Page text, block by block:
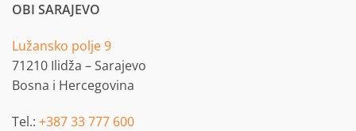
OBI SARAJEVO
Lužansko polje 9
71210 Ilidža – Sarajevo
Bosna i Hercegovina
Tel.: +387 33 777 600